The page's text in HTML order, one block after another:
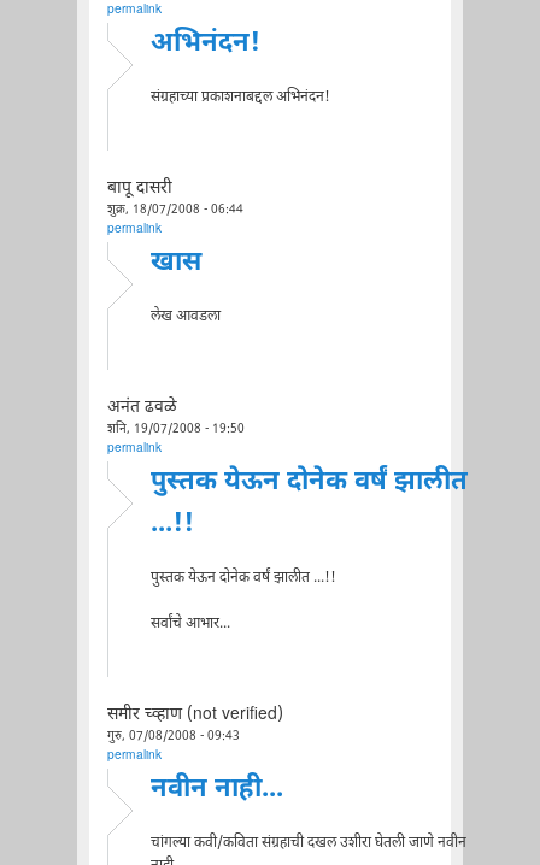
permalink
अभिनंदन!
संग्रहाच्या प्रकाशनाबद्दल अभिनंदन!
बापू दासरी
शुक्र, 18/07/2008 - 06:44
permalink
खास
लेख आवडला
अनंत ढवळे
शनि, 19/07/2008 - 19:50
permalink
पुस्तक येऊन दोनेक वर्षं झालीत
...!!
पुस्तक येऊन दोनेक वर्षं झालीत ...!!
सर्वांचे आभार...
समीर च्व्हाण (not verified)
गुरु, 07/08/2008 - 09:43
permalink
नवीन नाही...
चांगल्या कवी/कविता संग्रहाची दखल उशीरा घेतली जाणे नवीन